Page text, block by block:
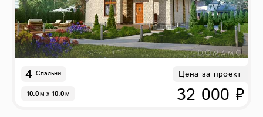
4 Спальни
10.0м x 10.0м
Цена за проект
32 000 ₽